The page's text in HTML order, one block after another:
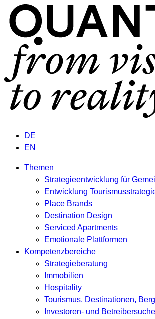
DE
EN
Themen
Strategieentwicklung für
Entwicklung
Place Brands
Destination Design
Serviced Apartments
Emotionale Plattformen
Kompetenzbereiche
Strategieberatung
Immobilien
Hospitality
Tourismus, Destinationen,
Investoren- und Betreibersuche